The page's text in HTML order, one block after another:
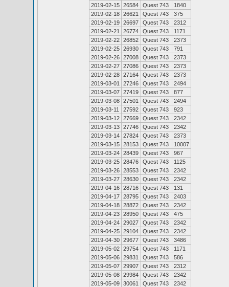
2019-02-15 26584 Quest 743
1840
2019-02-18 26621 Quest 743
375
2019-02-19 26697 Quest 743
2312
2019-02-21
26774 Quest 743
1171
2019-02-22 26852 Quest 743
2373
2019-02-25 26930 Quest 743
791
2019-02-26 27008 Quest 743
2373
2019-02-27 27086 Quest 743
2373
2019-02-28 27164 Quest 743
2373
2019-03-01
27246 Quest 743
2494
2019-03-07 27419 Quest 743
877
2019-03-08 27501 Quest 743
2494
2019-03-11
27592 Quest 743
923
2019-03-12 27669 Quest 743
2342
2019-03-13 27746 Quest 743
2342
2019-03-14 27824 Quest 743
2373
2019-03-15 28153 Quest 743
10007
2019-03-24 28439 Quest 743
967
2019-03-25 28476 Quest 743
1125
2019-03-26 28553 Quest 743
2342
2019-03-27 28630 Quest 743
2342
2019-04-16 28716 Quest 743
131
2019-04-17 28795 Quest 743
2403
2019-04-18 28872 Quest 743
2342
2019-04-23 28950 Quest 743
475
2019-04-24 29027 Quest 743
2342
2019-04-25 29104 Quest 743
2342
2019-04-30 29677 Quest 743
3486
2019-05-02 29754 Quest 743
1171
2019-05-06 29831 Quest 743
586
2019-05-07 29907 Quest 743
2312
2019-05-08 29984 Quest 743
2342
2019-05-09 30061 Quest 743
2342